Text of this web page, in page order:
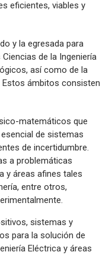
eficientes, viables y
y la egresada para
de la Ingeniería
así como de la
ámbitos consisten
matemáticos que
de sistemas
de incertidumbre.
a problemáticas
y áreas afines tales
entre otros,
sistemas y
para la solución de
Eléctrica y áreas